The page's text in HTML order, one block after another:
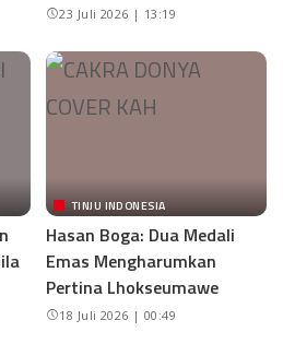
23 Juli 2026 | 13:19
TINJU INDONESIA
Hasan Boga: Dua Medali
Emas Mengharumkan
Pertina Lhokseumawe
18 Juli 2026 | 00:49